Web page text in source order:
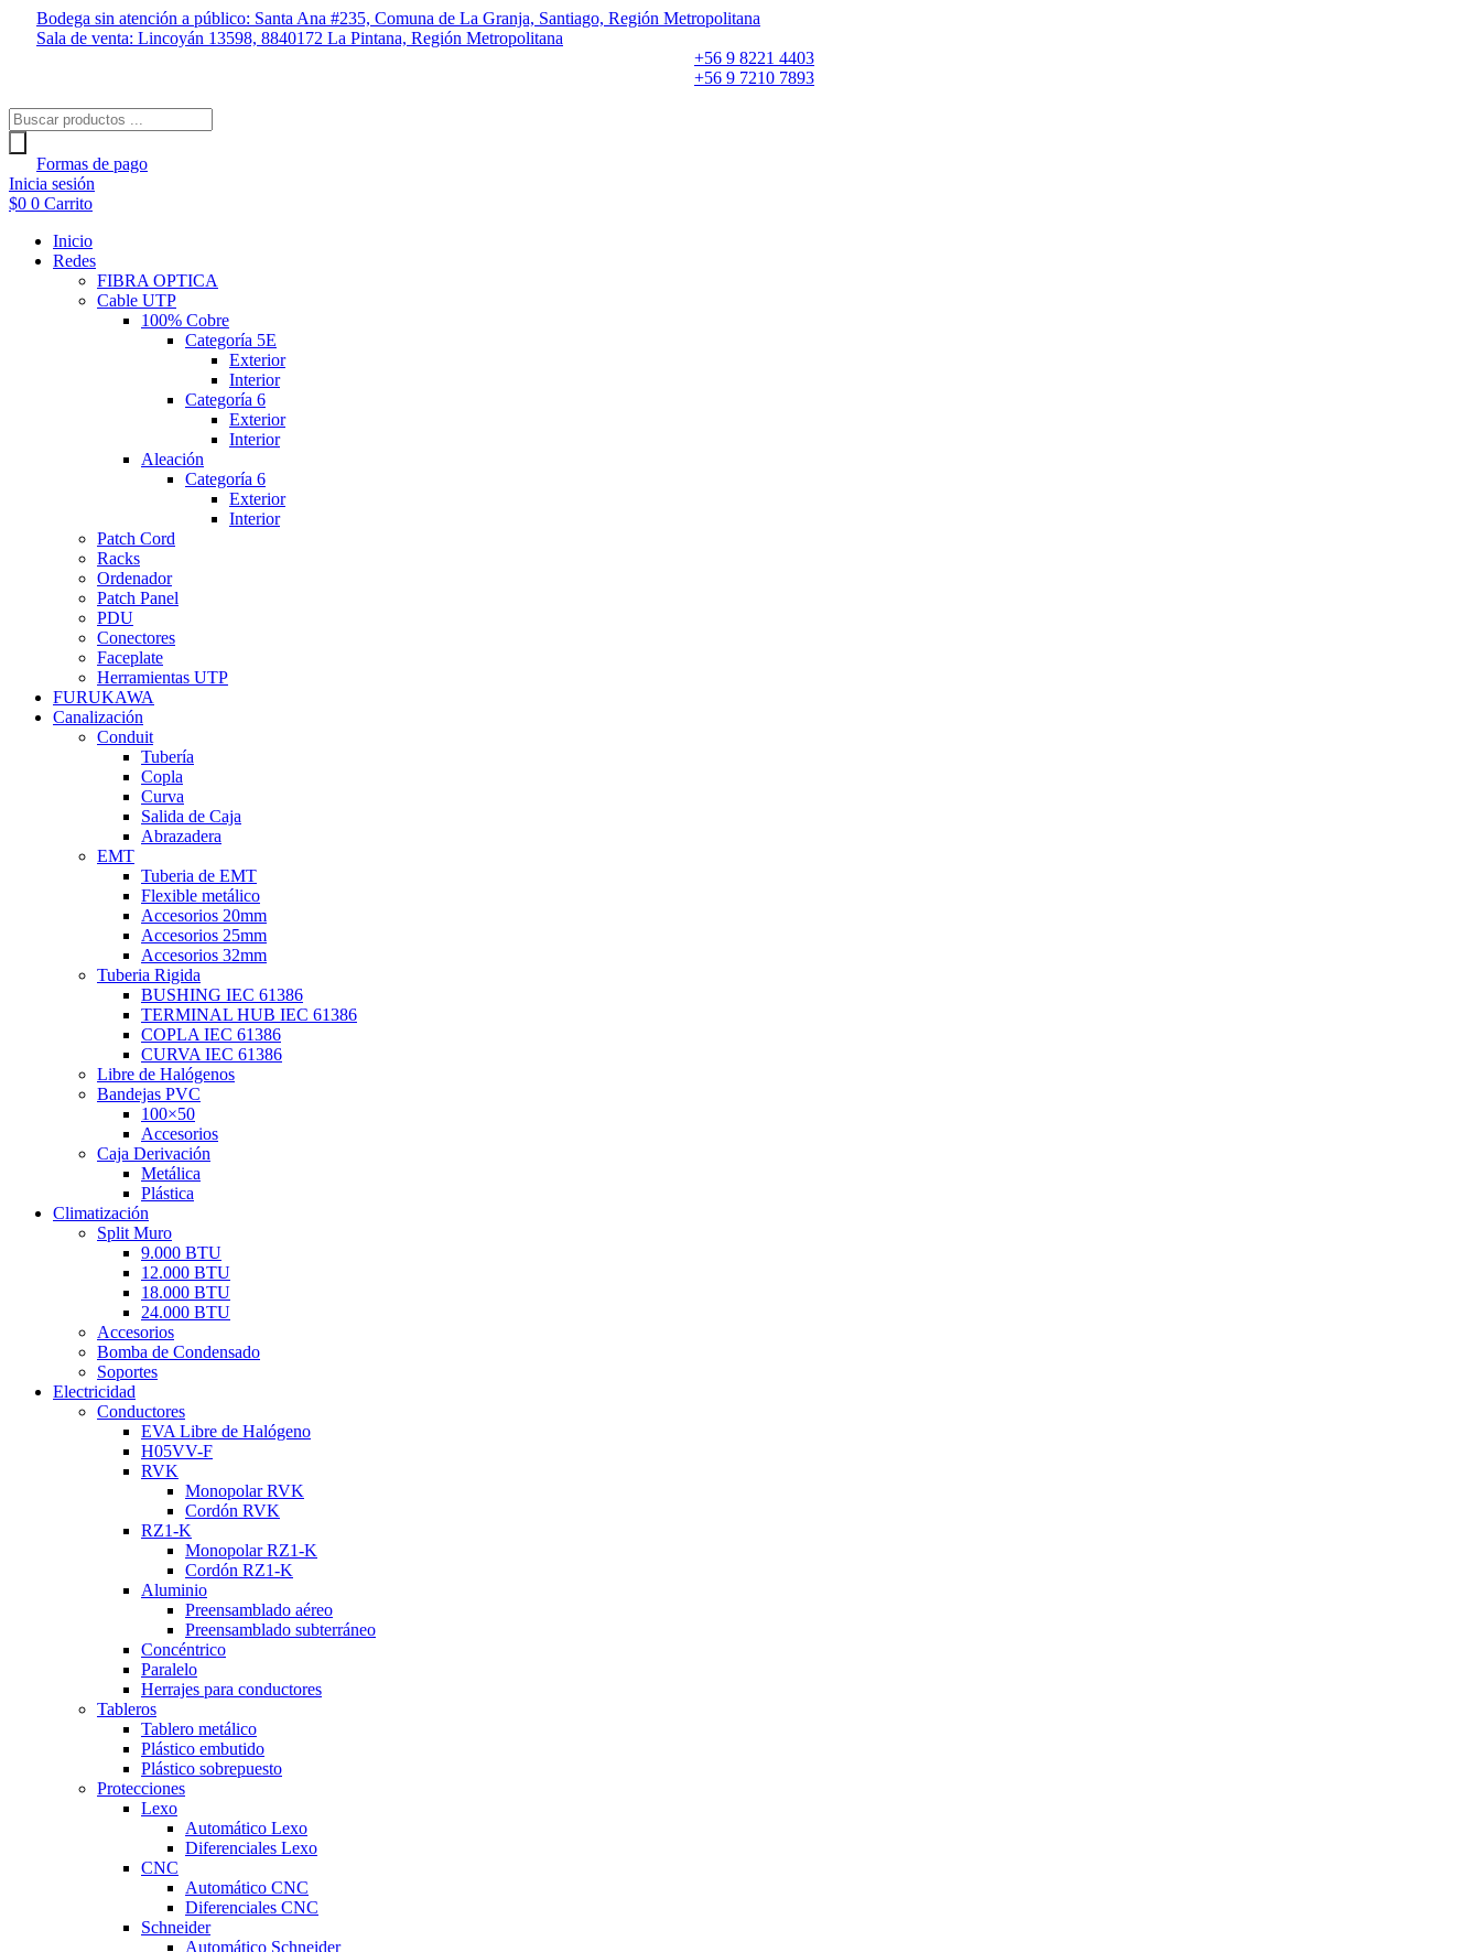
Bodega sin atención a público: Santa Ana #235, Comuna de La Granja, Santiago, Región Metropolitana
Sala de venta: Lincoyán 13598, 8840172 La Pintana, Región Metropolitana
+56 9 8221 4403
+56 9 7210 7893
Búsqueda
de
productosFormas de pago
Inicia sesión
$0 0 Carrito
Inicio
Redes
FIBRA OPTICA
Cable UTP
100% Cobre
Categoría 5E
Exterior
Interior
Categoría 6
Exterior
Interior
Aleación
Categoría 6
Exterior
Interior
Patch Cord
Racks
Ordenador
Patch Panel
PDU
Conectores
Faceplate
Herramientas UTP
FURUKAWA
Canalización
Conduit
Tubería
Copla
Curva
Salida de Caja
Abrazadera
EMT
Tuberia de EMT
Flexible metálico
Accesorios 20mm
Accesorios 25mm
Accesorios 32mm
Tuberia Rigida
BUSHING IEC 61386
TERMINAL HUB IEC 61386
COPLA IEC 61386
CURVA IEC 61386
Libre de Halógenos
Bandejas PVC
100×50
Accesorios
Caja Derivación
Metálica
Plástica
Climatización
Split Muro
9.000 BTU
12.000 BTU
18.000 BTU
24.000 BTU
Accesorios
Bomba de Condensado
Soportes
Electricidad
Conductores
EVA Libre de Halógeno
H05VV-F
RVK
Monopolar RVK
Cordón RVK
RZ1-K
Monopolar RZ1-K
Cordón RZ1-K
Aluminio
Preensamblado aéreo
Preensamblado subterráneo
Concéntrico
Paralelo
Herrajes para conductores
Tableros
Tablero metálico
Plástico embutido
Plástico sobrepuesto
Protecciones
Lexo
Automático Lexo
Diferenciales Lexo
CNC
Automático CNC
Diferenciales CNC
Schneider
Automático Schneider